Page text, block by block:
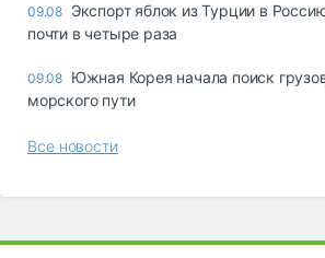
09.08 Экспорт яблок из Турции в
почти в четыре раза
09.08 Южная Корея начала поиск
морского пути
Все новости